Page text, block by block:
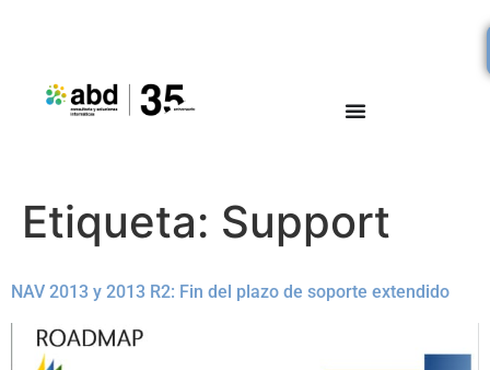
Etiqueta: Support
NAV 2013 y 2013 R2: Fin del plazo de soporte extendido